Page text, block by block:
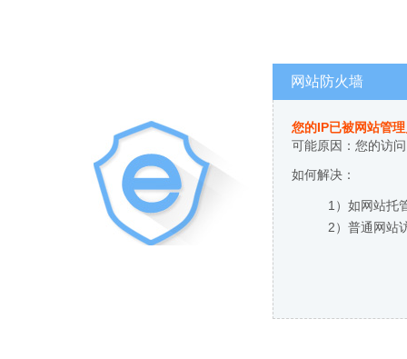
网站防火墙
您的IP已被网站管
可能原因：您的访
如何解决：
1）如网站托
2）普通网站